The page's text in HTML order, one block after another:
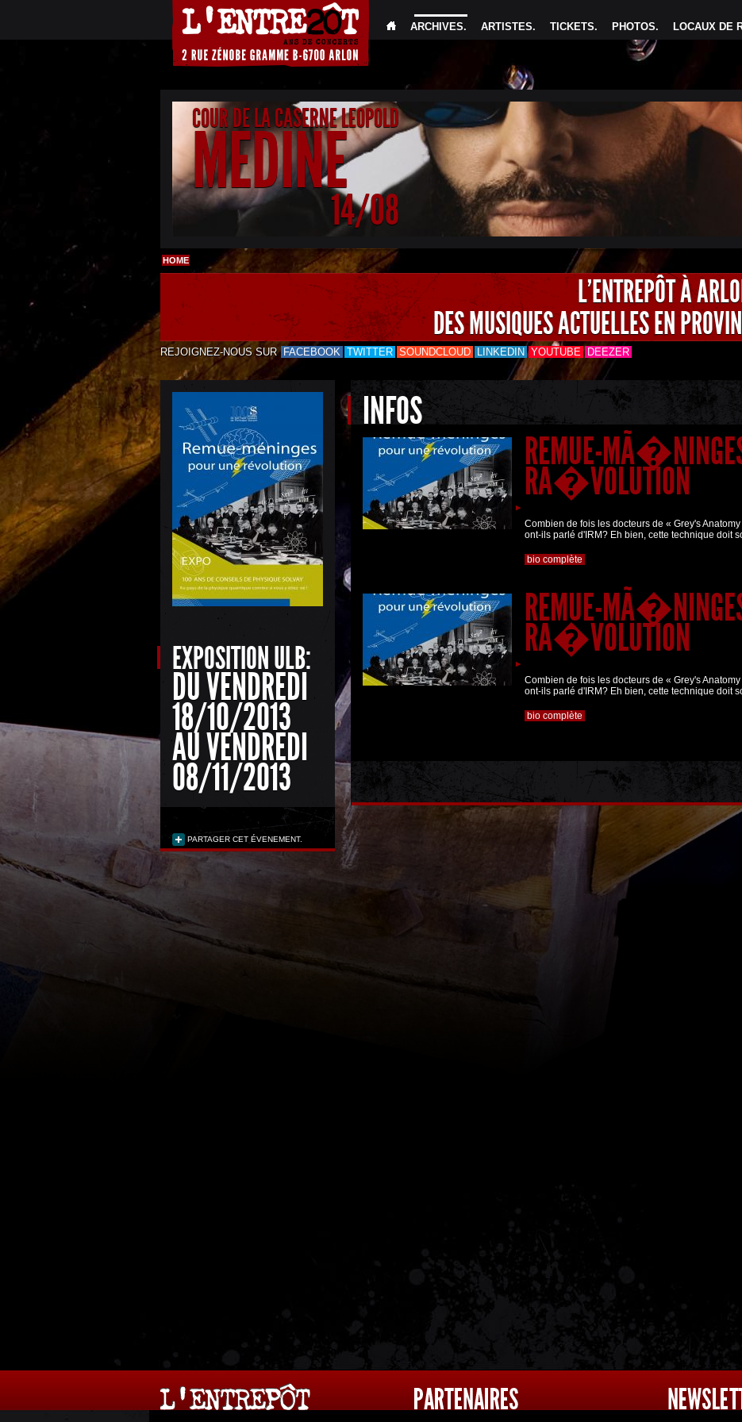
LOCAUX DE
PHOTOS.
TICKETS.
ARTISTES.
ARCHIVES.
COUR DE LA CASERNE LEOPOLD
MEDINE
14/08
HOME
L'ENTREPÔT À
DES MUSIQUES ACTUELLES EN
REJOIGNEZ-NOUS SUR FACEBOOK TWITTER SOUNDCLOUD LINKEDIN YOUTUBE DEEZER
EXPOSITION ULB:
DU VENDREDI
18/10/2013
AU VENDREDI
08/11/2013
PARTAGER CET ÉVENEMENT.
INFOS
REMUE-
RÃ�VOLUTION
Combien de fois les docteurs de « Grey's
ont-ils parlé d'IRM? Eh bien, cette technique doit
bio complète
REMUE-
RÃ�VOLUTION
Combien de fois les docteurs de « Grey's
ont-ils parlé d'IRM? Eh bien, cette technique doit
bio complète